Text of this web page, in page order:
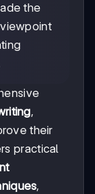
the
,
their
practical
,